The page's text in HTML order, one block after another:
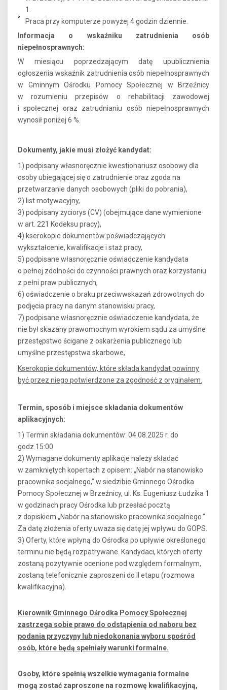
1.
Praca przy komputerze powyżej 4 godzin dziennie.
Informacja o wskaźniku zatrudnienia osób
niepełnosprawnych:
W miesiącu poprzedzającym datę upublicznienia
ogłoszenia wskaźnik zatrudnienia osób niepełnosprawnych
w Gminnym Ośrodku Pomocy Społecznej w Brzeźnicy
w rozumieniu przepisów o rehabilitacji zawodowej
i społecznej oraz zatrudnianiu osób niepełnosprawnych
wynosił poniżej 6 %.
Dokumenty, jakie musi złożyć kandydat:
1) podpisany własnoręcznie kwestionariusz osobowy dla
osoby ubiegającej się o zatrudnienie oraz zgoda na
przetwarzanie danych osobowych (pliki do pobrania),
2) list motywacyjny,
3) podpisany życiorys (CV) (obejmujące dane wymienione
w art. 221 Kodeksu pracy),
4) kserokopie dokumentów poświadczających
wykształcenie, kwalifikacje i staż pracy,
5) podpisane własnoręcznie oświadczenie kandydata
o pełnej zdolności do czynności prawnych oraz korzystaniu
z pełni praw publicznych,
6) oświadczenie o braku przeciwwskazań zdrowotnych do
podjęcia pracy na danym stanowisku pracy,
7) podpisane własnoręcznie oświadczenie kandydata, że
nie był skazany prawomocnym wyrokiem sądu za umyślne
przestępstwo ścigane z oskarżenia publicznego lub
umyślne przestępstwa skarbowe,
Kserokopie dokumentów, które składa kandydat powinny
być przez niego potwierdzone za zgodność z oryginałem.
Termin, sposób i miejsce składania dokumentów
aplikacyjnych:
1) Termin składania dokumentów: 04.08.2025 r. do
godz.15:00
2) Wymagane dokumenty aplikacje należy składać
w zamkniętych kopertach z opisem: „Nabór na stanowisko
pracownika socjalnego,” w siedzibie Gminnego Ośrodka
Pomocy Społecznej w Brzeźnicy, ul. Ks. Eugeniusz Łudzika 1
w godzinach pracy Ośrodka lub przesłać pocztą
z dopiskiem „Nabór na stanowisko pracownika socjalnego.”
Za datę złożenia oferty uważa się datę jej wpływu do GOPS.
3) Oferty, które wpłyną do Ośrodka po upływie określonego
terminu nie będą rozpatrywane. Kandydaci, których oferty
zostaną pozytywnie ocenione pod względem formalnym,
zostaną telefonicznie zaproszeni do II etapu (rozmowa
kwalifikacyjna).
Kierownik Gminnego Ośrodka Pomocy Społecznej
zastrzega sobie prawo do odstąpienia od naboru bez
podania przyczyny lub niedokonania wyboru spośród
osób, które będą spełniały warunki formalne.
Osoby, które spełnią wszelkie wymagania formalne
mogą zostać zaproszone na rozmowę kwalifikacyjną,